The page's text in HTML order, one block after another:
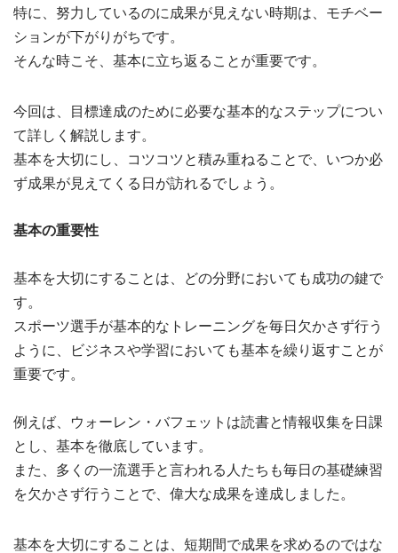
特に、努力しているのに成果が見えない時期は、モチベー
ションが下がりがちです。
そんな時こそ、基本に立ち返ることが重要です。
今回は、目標達成のために必要な基本的なステップについ
て詳しく解説します。
基本を大切にし、コツコツと積み重ねることで、いつか必
ず成果が見えてくる日が訪れるでしょう。
基本の重要性
基本を大切にすることは、どの分野においても成功の鍵で
す。
スポーツ選手が基本的なトレーニングを毎日欠かさず行う
ように、ビジネスや学習においても基本を繰り返すことが
重要です。
例えば、ウォーレン・バフェットは読書と情報収集を日課
とし、基本を徹底しています。
また、多くの一流選手と言われる人たちも毎日の基礎練習
を欠かさず行うことで、偉大な成果を達成しました。
基本を大切にすることは、短期間で成果を求めるのではな